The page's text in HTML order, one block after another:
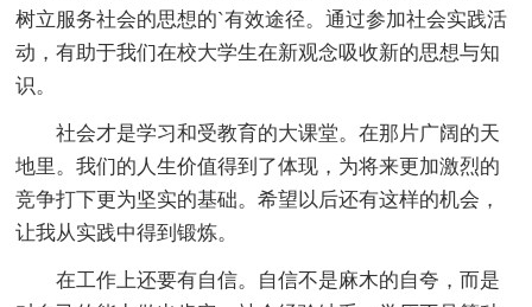
树立服务社会的思想的`有效途径。通过参加社会实践活
动，有助于我们在校大学生在新观念吸收新的思想与知
识。
社会才是学习和受教育的大课堂。在那片广阔的天
地里。我们的人生价值得到了体现，为将来更加激烈的
竞争打下更为坚实的基础。希望以后还有这样的机会，
让我从实践中得到锻炼。
在工作上还要有自信。自信不是麻木的自夸，而是